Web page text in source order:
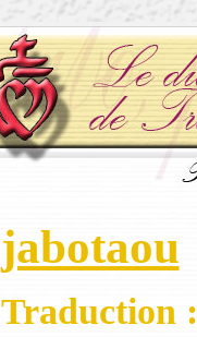
jabotaou
Traduction :